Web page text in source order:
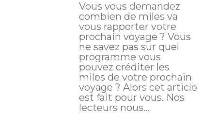
Vous vous demandez
combien de miles va
vous rapporter votre
prochain voyage ? Vous
ne savez pas sur quel
programme vous
pouvez créditer les
miles de votre prochain
voyage ? Alors cet article
est fait pour vous. Nos
lecteurs nous...